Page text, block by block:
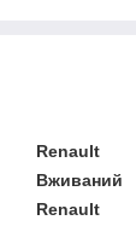
Renault
Вживаний
Renault